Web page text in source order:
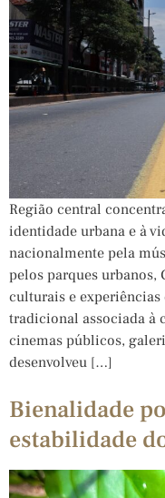
Região central
identidade urbana e à
nacionalmente pela
pelos parques urbanos,
culturais e
tradicional associada à
cinemas públicos,
desenvolveu […]
Bienalidade
estabilidade